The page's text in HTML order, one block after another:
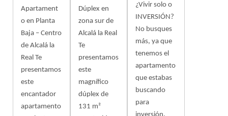
Apartament
o en Planta
Baja – Centro
de Alcalá la
Real Te
presentamos
este
encantador
apartamento
Dúplex en
zona sur de
Alcalá la Real
Te
presentamos
este
magnífico
dúplex de
131 m²
¿Vivir solo o
INVERSIÓN?
No busques
más, ya que
tenemos el
apartamento
que estabas
buscando
para